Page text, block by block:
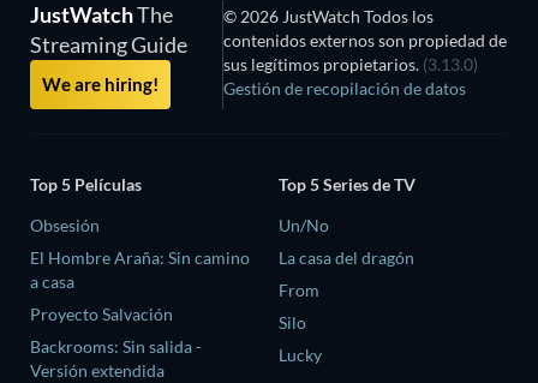
JustWatchThe
Streaming Guide
We are hiring!
© 2026 JustWatch Todos los
contenidos externos son propiedad de
sus legítimos propietarios. (3.13.0)
Gestión de recopilación de datos
Top 5 Películas
Obsesión
El Hombre Araña: Sin camino
a casa
Proyecto Salvación
Backrooms: Sin salida -
Versión extendida
Top 5 Series de TV
Un/No
La casa del dragón
From
Silo
Lucky